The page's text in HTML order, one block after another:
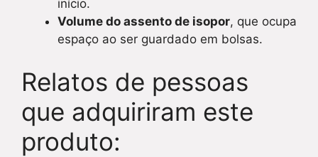
início.
Volume do assento de isopor, que ocupa
espaço ao ser guardado em bolsas.
Relatos de pessoas
que adquiriram este
produto: